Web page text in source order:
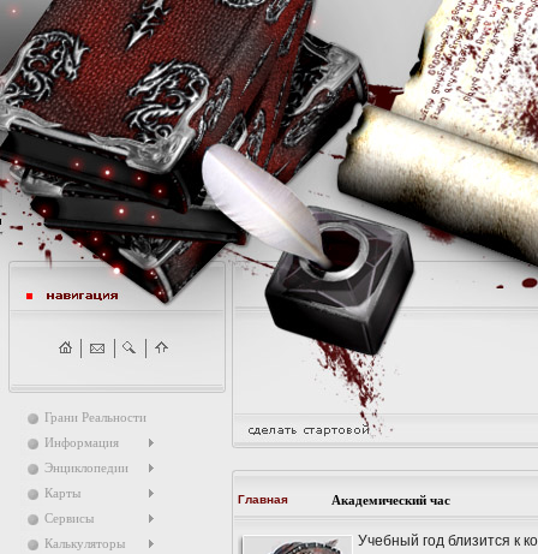
Грани Реальности
Информация
Энциклопедии
Карты
Сервисы
Калькуляторы
Главная Академический час
Учебный год близится к